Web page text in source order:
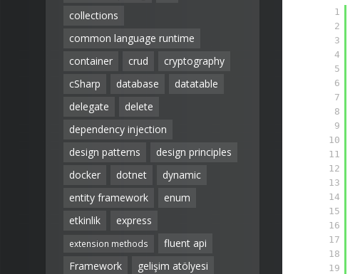
collections
common language runtime
container
crud
cryptography
cSharp
database
datatable
delegate
delete
dependency injection
design patterns
design principles
docker
dotnet
dynamic
entity framework
enum
etkinlik
express
extension methods
fluent api
Framework
gelişim atölyesi
1
2
3
4
5
6
7
8
9
10
11
12
13
14
15
16
17
18
19